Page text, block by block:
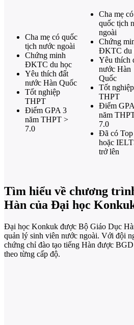
Cha mẹ có quốc
tịch nước ngoài
Chứng minh
ĐKTC du học
Yêu thích đất
nước Hàn Quốc
Tốt nghiệp
THPT
Điểm GPA 3
năm THPT >
7.0
Cha mẹ có
quốc tịch
ngoài
Chứng
ĐKTC du
Yêu thích
nước Hàn
Quốc
Tốt nghiệp
THPT
Điểm
năm
7.0
Đã có
hoặc
trở lên
Tìm hiểu về chương
Hàn của Đại học
Đại học Konkuk được Bộ Giáo Dục
quản lý sinh viên nước ngoài. Với đội
chứng chỉ đào tạo tiếng Hàn được
theo từng cấp độ.